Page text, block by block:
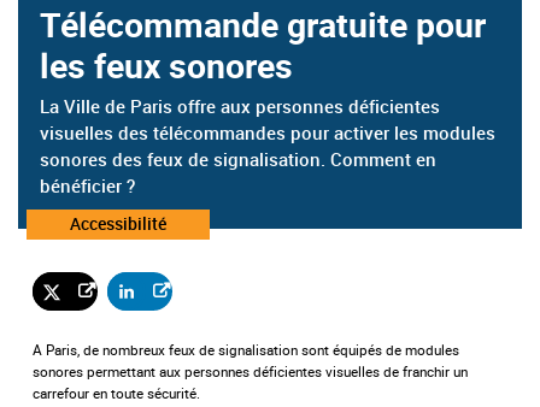
Télécommande gratuite pour
les feux sonores
La Ville de Paris offre aux personnes déficientes
visuelles des télécommandes pour activer les modules
sonores des feux de signalisation. Comment en
bénéficier ?
Catégorie
Accessibilité
A Paris, de nombreux feux de signalisation sont équipés de modules
sonores permettant aux personnes déficientes visuelles de franchir un
carrefour en toute sécurité.